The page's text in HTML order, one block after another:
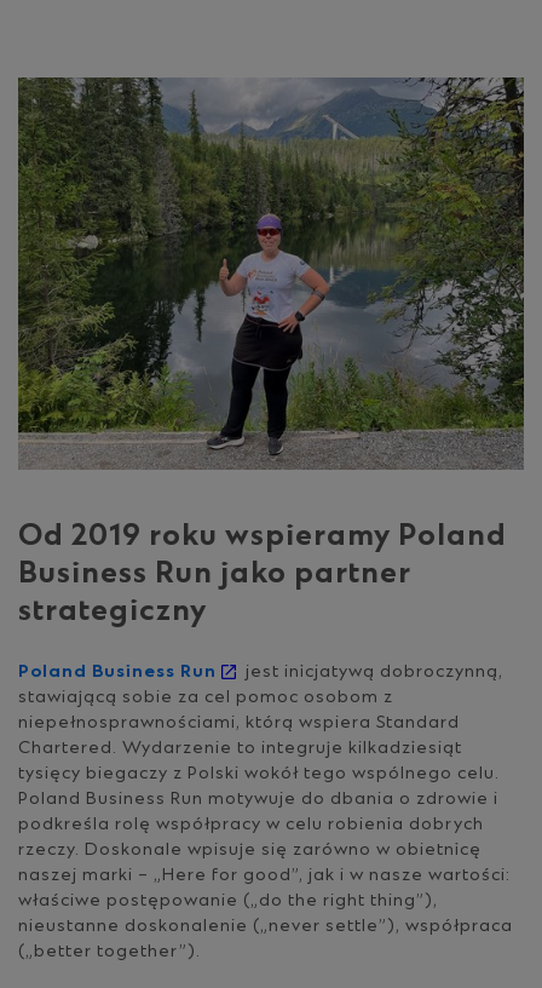
Od 2019 roku wspieramy Poland
Business Run jako partner
strategiczny
Poland Business Run
jest inicjatywą dobroczynną,
stawiającą sobie za cel pomoc osobom z
niepełnosprawnościami, którą wspiera Standard
Chartered. Wydarzenie to integruje kilkadziesiąt
tysięcy biegaczy z Polski wokół tego wspólnego celu.
Poland Business Run motywuje do dbania o zdrowie i
podkreśla rolę współpracy w celu robienia dobrych
rzeczy. Doskonale wpisuje się zarówno w obietnicę
naszej marki – „Here for good”, jak i w nasze wartości:
właściwe postępowanie („do the right thing”),
nieustanne doskonalenie („never settle”), współpraca
(„better together”).